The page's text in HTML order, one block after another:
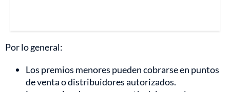
Por lo general:
Los premios menores pueden cobrarse en puntos
de venta o distribuidores autorizados.